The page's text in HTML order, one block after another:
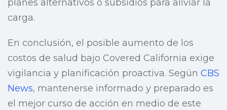
planes alternativos o subsidios para aliviar la
carga.
En conclusión, el posible aumento de los
costos de salud bajo Covered California exige
vigilancia y planificación proactiva. Según CBS
News, mantenerse informado y preparado es
el mejor curso de acción en medio de este